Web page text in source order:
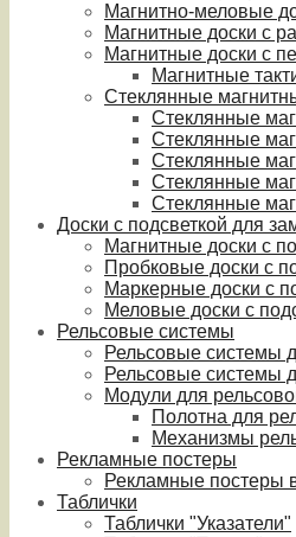
Магнитно-меловые
Магнитные доски с
Магнитные доски с
Магнитные
Стеклянные
Стеклянные
Стеклянные
Стеклянные
Стеклянные
Стеклянные
Доски с подсветкой для
Магнитные доски с
Пробковые доски с
Маркерные доски с
Меловые доски с
Рельсовые системы
Рельсовые системы
Рельсовые системы
Модули для
Полотна для
Механизмы
Рекламные постеры
Рекламные постеры
Таблички
Таблички "Указатели"